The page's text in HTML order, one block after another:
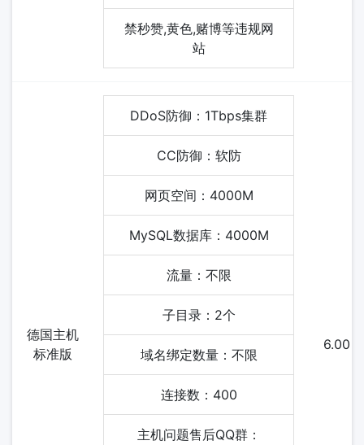
禁秒赞,黄色,赌博等违规网
站
德国主机
标准版
DDoS防御：1Tbps集群
CC防御：软防
网页空间：4000M
MySQL数据库：4000M
流量：不限
子目录：2个
域名绑定数量：不限
连接数：400
主机问题售后QQ群：
6.00